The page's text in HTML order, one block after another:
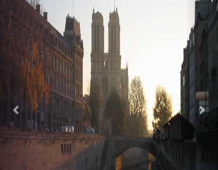
Previous